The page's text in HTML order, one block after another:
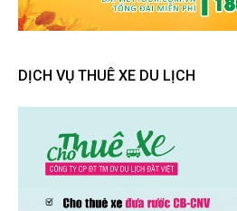
DỊCH VỤ THUÊ XE DU LỊCH